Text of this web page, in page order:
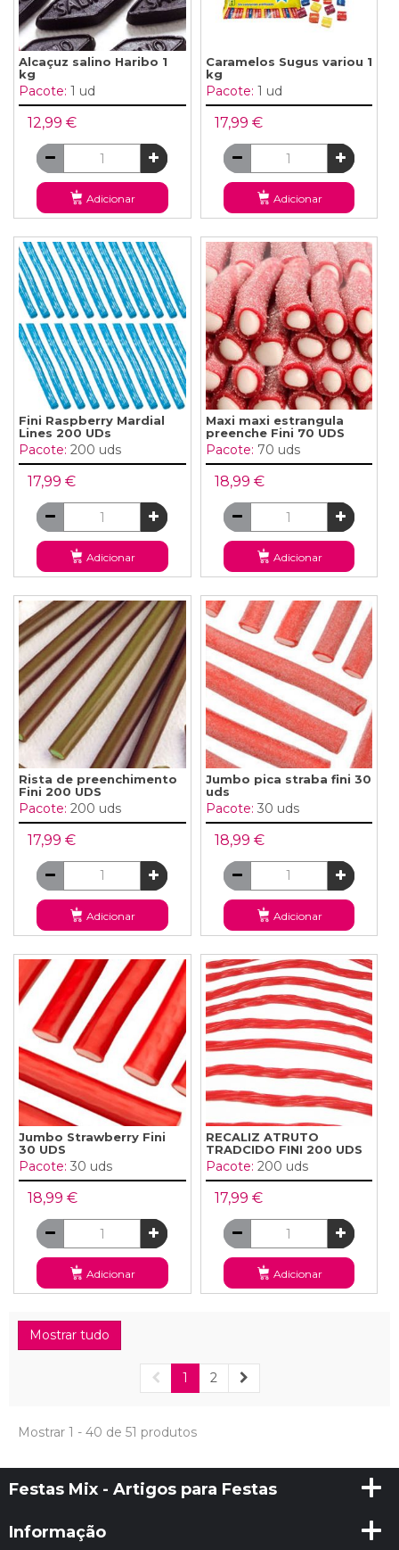
Alcaçuz salino Haribo 1
kg
Pacote: 1 ud
12,99 €
Adicionar
Caramelos Sugus variou 1
kg
Pacote: 1 ud
17,99 €
Adicionar
Fini Raspberry Mardial
Lines 200 UDs
Pacote: 200 uds
17,99 €
Adicionar
Maxi maxi estrangula
preenche Fini 70 UDS
Pacote: 70 uds
18,99 €
Adicionar
Rista de preenchimento
Fini 200 UDS
Pacote: 200 uds
17,99 €
Adicionar
Jumbo pica straba fini 30
uds
Pacote: 30 uds
18,99 €
Adicionar
Jumbo Strawberry Fini
30 UDS
Pacote: 30 uds
18,99 €
Adicionar
RECALIZ ATRUTO
TRADCIDO FINI 200 UDS
Pacote: 200 uds
17,99 €
Adicionar
Mostrar tudo
1 2
Mostrar 1 - 40 de 51 produtos
Festas Mix - Artigos para Festas
Informação